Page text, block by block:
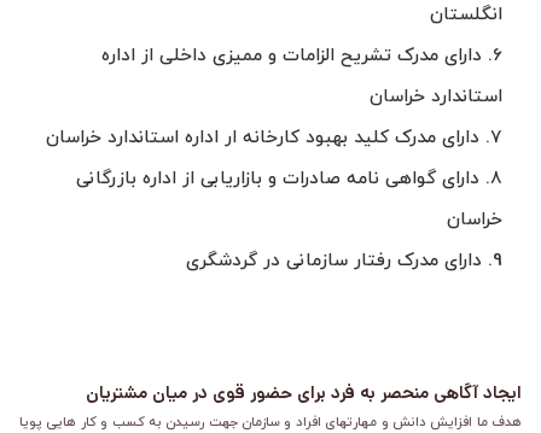
انگلستان
6. دارای مدرک تشریح الزامات و ممیزی داخلی از اداره
استاندارد خراسان
7. دارای مدرک کلید بهبود کارخانه ار اداره استاندارد خراسان
8. دارای گواهی نامه صادرات و بازاریابی از اداره بازرگانی
خراسان
9. دارای مدرک رفتار سازمانی در گردشگری
ایجاد آگاهی منحصر به فرد برای حضور قوی در میان مشتریان
هدف ما افزایش دانش و مهارتهای افراد و سازمان جهت رسیدن به کسب و کار هایی پویا